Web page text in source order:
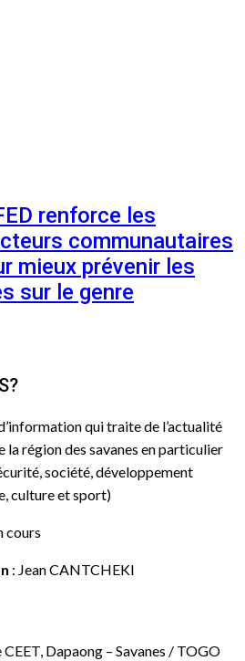
renforce les
communautaires
mieux prévenir les
sur le genre
qui traite de l’actualité
la région des savanes en particulier
société, développement
culture et sport)
cours
: Jean CANTCHEKI
Dapaong – Savanes / TOGO